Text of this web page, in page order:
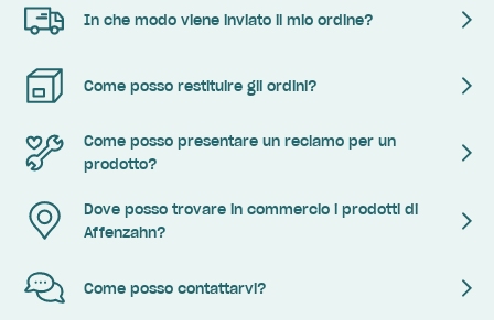
In che modo viene inviato il mio ordine?
Come posso restituire gli ordini?
Come posso presentare un reclamo per un
prodotto?
Dove posso trovare in commercio i prodotti di
Affenzahn?
Come posso contattarvi?